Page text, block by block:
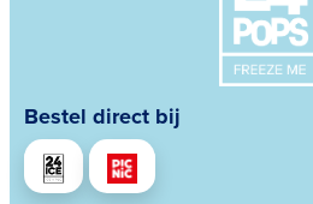
Bestel direct bij